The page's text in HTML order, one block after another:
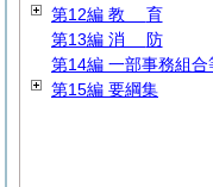
第12編 教 育
第13編 消 防
第14編 一部事務組合
第15編 要綱集